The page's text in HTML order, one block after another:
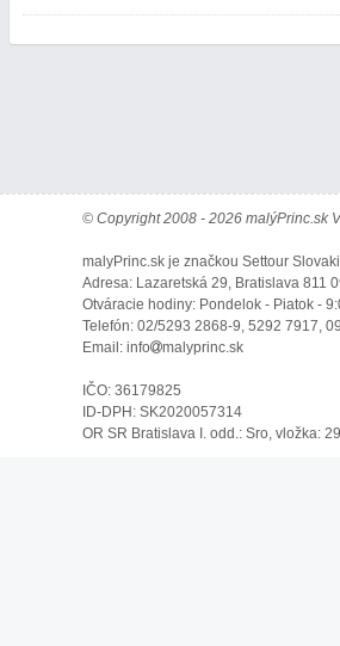
© Copyright 2008 - 2026 malýPrinc.sk
malyPrinc.sk je značkou Settour
Adresa: Lazaretská 29, Bratislava 811
Otváracie hodiny: Pondelok - Piatok -
Telefón: 02/5293 2868-9, 5292 7917,
Email: info
malyprinc.sk
IČO: 36179825
ID-DPH: SK2020057314
OR SR Bratislava I. odd.: Sro, vložka: